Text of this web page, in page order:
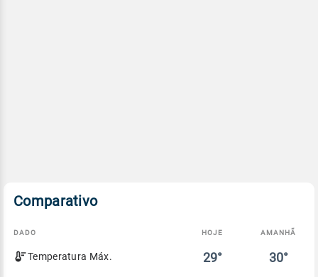
Comparativo
Comparativo
entre
DADO HOJE AMANHÃ
Temperatura Máx. 29° 30°